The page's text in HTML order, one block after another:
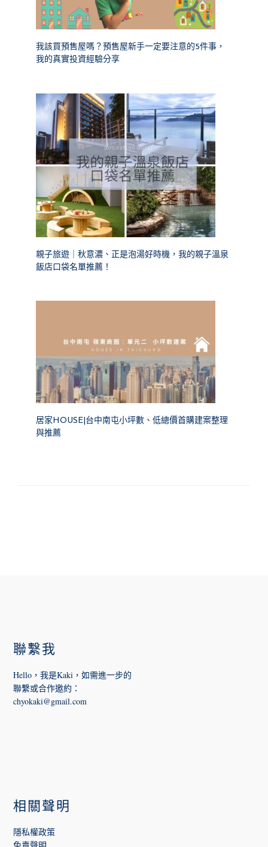
我該買預售屋嗎？預售屋新手一定要注意的5件事，
我的真實投資經驗分享
親子旅遊｜秋意濃、正是泡湯好時機，我的親子溫泉
飯店口袋名單推薦！
居家HOUSE|台中南屯小坪數、低總價首購建案整理
與推薦
聯繫我
Hello，我是Kaki，如需進一步的
聯繫或合作邀約 ：
chyokaki@gmail.com
相關聲明
隱私權政策